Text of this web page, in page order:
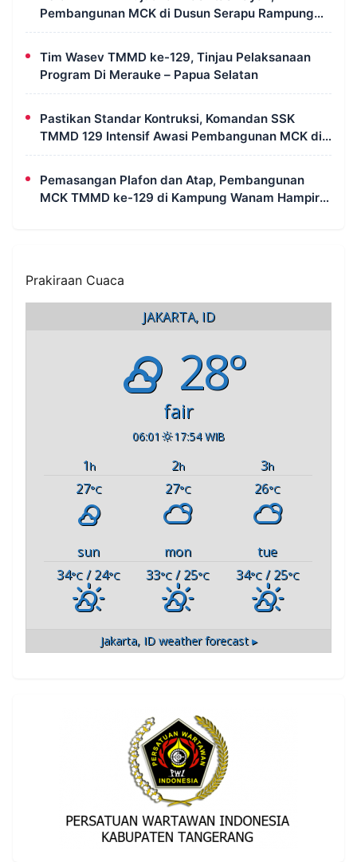
Pembangunan MCK di Dusun Serapu Rampung
Dikerjakan
Tim Wasev TMMD ke-129, Tinjau Pelaksanaan
Program Di Merauke – Papua Selatan
Pastikan Standar Kontruksi, Komandan SSK
TMMD 129 Intensif Awasi Pembangunan MCK di
Wanam
Pemasangan Plafon dan Atap, Pembangunan
MCK TMMD ke-129 di Kampung Wanam Hampir
Prakiraan Cuaca
JAKARTA, ID
28°
fair
06:01 17:54 WIB
1h 2h 3h
27°C 27°C 26°C
sun mon
tue
34°C / 24°C 33°C / 25°C 34°C/ 25°C
Jakarta, IDweather forecast ▸